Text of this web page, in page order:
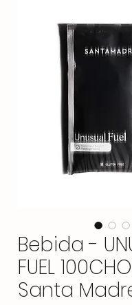
Bebida -
FUEL
Santa